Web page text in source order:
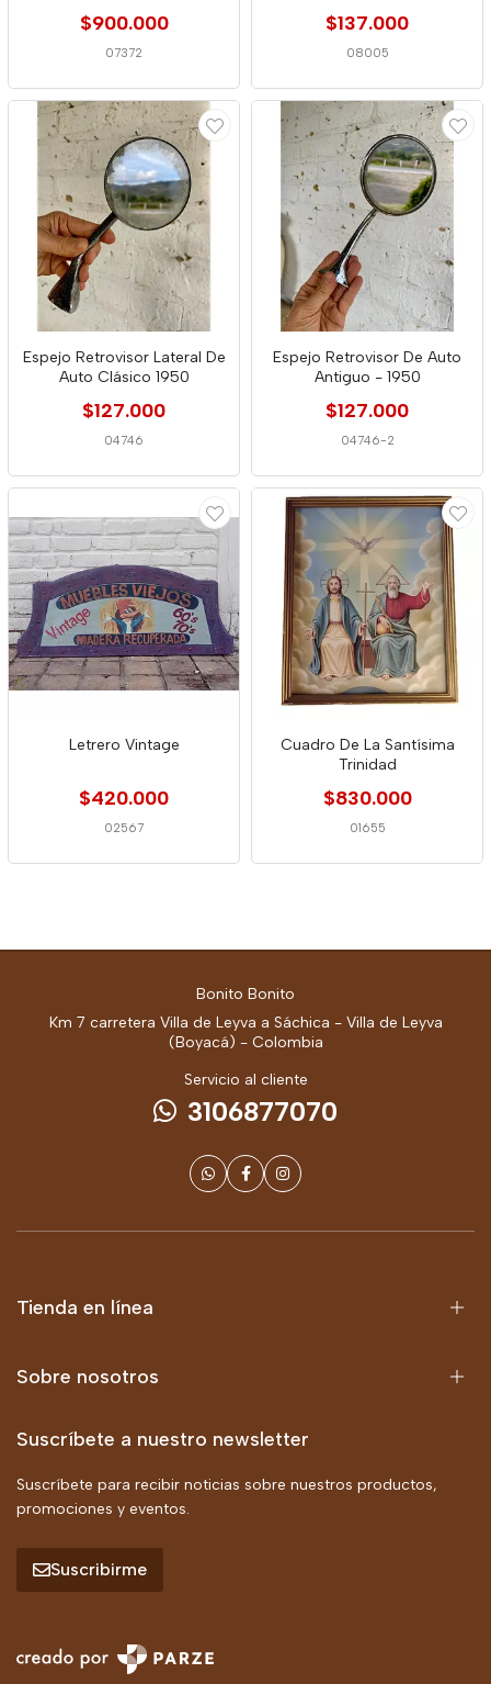
$900.000
07372
$137.000
08005
Espejo Retrovisor Lateral De
Auto Clásico 1950
$127.000
04746
Espejo Retrovisor De Auto
Antiguo - 1950
$127.000
04746-2
Letrero Vintage
$420.000
02567
Cuadro De La Santísima
Trinidad
$830.000
01655
Bonito Bonito
Km 7 carretera Villa de Leyva a Sáchica - Villa de Leyva
(Boyacá) - Colombia
Servicio al cliente
3106877070
Tienda en línea
Sobre nosotros
Suscríbete a nuestro newsletter
Suscríbete para recibir noticias sobre nuestros productos,
promociones y eventos.
Suscribirme